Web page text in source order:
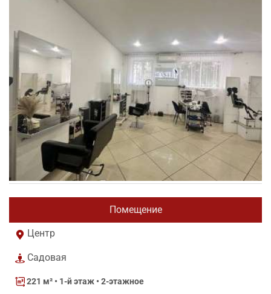
Помещение
Центр
Садовая
221 м² • 1-й этаж • 2-этажное